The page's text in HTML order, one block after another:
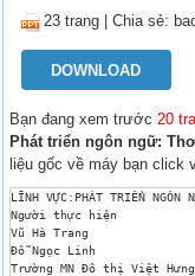
23 trang |Chia sẻ:
DOWNLOAD
Bạn đang xem trước20
Phát triển ngôn ngữ:
liệu gốc về máy bạn click
LĨNH VỰC:PHÁT TRIỂN
Người thực hiện
Vũ Hà Trang
Đỗ Ngọc Linh
Trường MN Đô thị Việt Hưng